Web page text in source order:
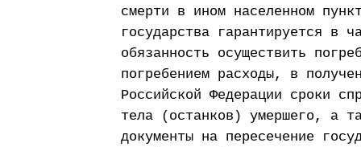
смерти в ином населенном
государства гарантируется в
обязанность осуществить
погребением расходы, в
Российской Федерации сроки
тела (останков) умершего, а
документы на пересечение